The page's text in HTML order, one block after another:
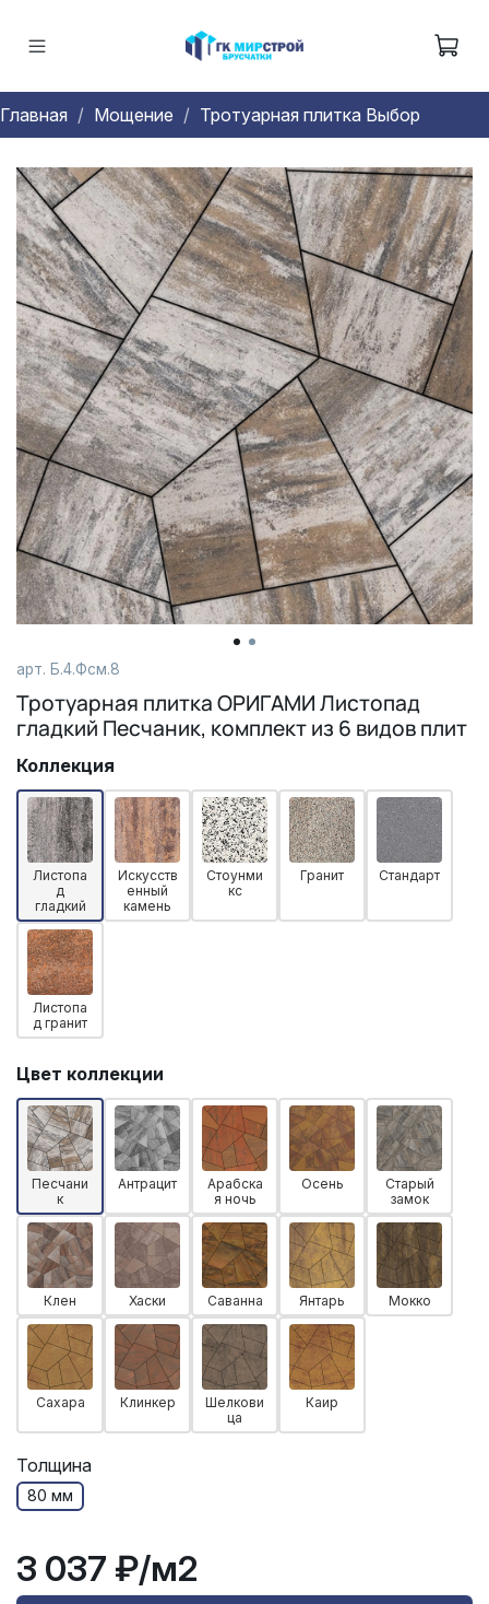
Главная Мощение Тротуарная плитка Выбор
арт. Б.4.Фсм.8
Тротуарная плитка ОРИГАМИ Листопад
гладкий Песчаник, комплект из 6 видов плит
Коллекция
Листопа
д
гладкий
Искусств
енный
камень
Стоунми
кс
Гранит Стандарт
Листопа
д гранит
Цвет коллекции
Песчани
к
Антрацит
Арабска
я ночь
Осень
Старый
замок
Клен Хаски Саванна Янтарь Мокко
Сахара Клинкер
Шелкови
ца
Каир
Толщина
80 мм
3 037 ₽/м2